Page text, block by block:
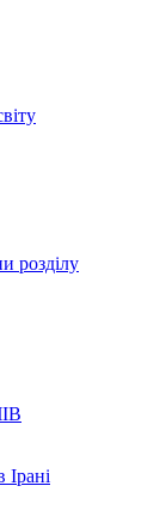
розділу
Ірані